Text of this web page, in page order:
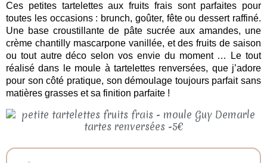
Ces petites tartelettes aux fruits frais sont parfaites pour
toutes les occasions : brunch, goûter, fête ou dessert raffiné.
Une base croustillante de pâte sucrée aux amandes, une
crème chantilly mascarpone vanillée, et des fruits de saison
ou tout autre déco selon vos envie du moment … Le tout
réalisé dans le moule à tartelettes renversées, que j’adore
pour son côté pratique, son démoulage toujours parfait sans
matières grasses et sa finition parfaite !